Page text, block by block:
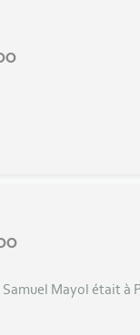
Mayol était à